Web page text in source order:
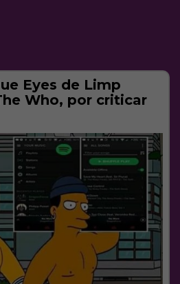
Eyes de Limp
Who, por criticar